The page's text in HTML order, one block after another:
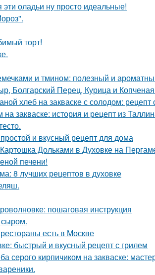
оладьи ну просто идеальные!
торт!
и тмином: полезный и
Болгарский Перец, Курица и
хлеб на закваске с солодом: рецепт
закваске: история и рецепт из
и вкусный рецепт для дома
Дольками в Духовке на
печени!
8 лучших рецептов в духовке
пошаговая инструкция
сыром.
есть в Москве
быстрый и вкусный рецепт с грилем
серого кирпичиком на закваске: